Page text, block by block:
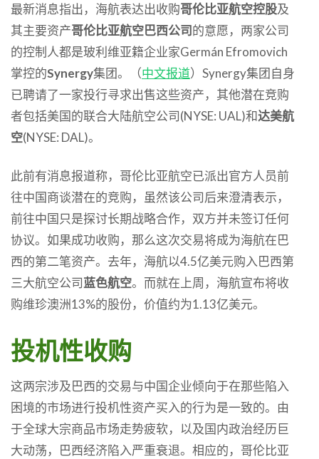
最新消息指出，海航表达出收购哥伦比亚航空控股及
其主要资产哥伦比亚航空巴西公司的意愿，两家公司
的控制人都是玻利维亚籍企业家Germán Efromovich
掌控的Synergy集团。（中文报道）Synergy集团自身
已聘请了一家投行寻求出售这些资产，其他潜在竞购
者包括美国的联合大陆航空公司(NYSE: UAL)和达美航
空(NYSE: DAL)。
此前有消息报道称，哥伦比亚航空已派出官方人员前
往中国商谈潜在的竞购，虽然该公司后来澄清表示，
前往中国只是探讨长期战略合作，双方并未签订任何
协议。如果成功收购，那么这次交易将成为海航在巴
西的第二笔资产。去年，海航以4.5亿美元购入巴西第
三大航空公司蓝色航空。而就在上周，海航宣布将收
购维珍澳洲13%的股份，价值约为1.13亿美元。
投机性收购
这两宗涉及巴西的交易与中国企业倾向于在那些陷入
困境的市场进行投机性资产买入的行为是一致的。由
于全球大宗商品市场走势疲软，以及国内政治经历巨
大动荡，巴西经济陷入严重衰退。相应的，哥伦比亚